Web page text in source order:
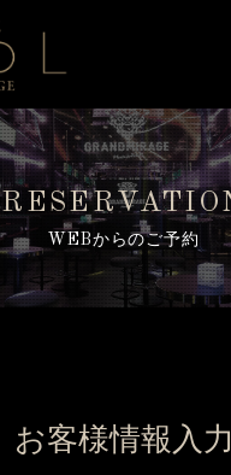
WEBからのご予約
お客様情報入力